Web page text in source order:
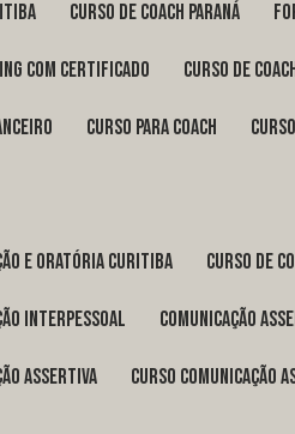
curso de coach Paraná
com certificado curso de
curso para coach
e oratória Curitiba curso de
interpessoal comunicação
assertiva curso comunicação